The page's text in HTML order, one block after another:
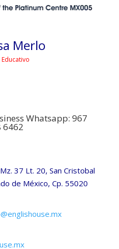
Merlo
Whatsapp: 967
6462
37 Lt. 20, San Cristobal
de México, Cp. 55020